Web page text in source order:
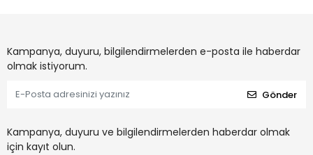
Kampanya, duyuru, bilgilendirmelerden e-posta ile haberdar
olmak istiyorum.
Gönder
Kampanya, duyuru ve bilgilendirmelerden haberdar olmak
için kayıt olun.